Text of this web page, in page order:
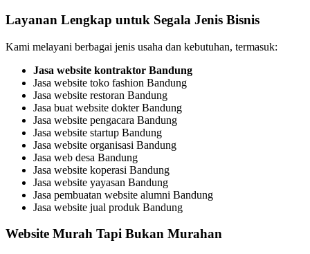
Layanan Lengkap untuk Segala Jenis Bisnis
Kami melayani berbagai jenis usaha dan kebutuhan, termasuk:
Jasa website kontraktor Bandung
Jasa website toko fashion Bandung
Jasa website restoran Bandung
Jasa buat website dokter Bandung
Jasa website pengacara Bandung
Jasa website startup Bandung
Jasa website organisasi Bandung
Jasa web desa Bandung
Jasa website koperasi Bandung
Jasa website yayasan Bandung
Jasa pembuatan website alumni Bandung
Jasa website jual produk Bandung
Website Murah Tapi Bukan Murahan